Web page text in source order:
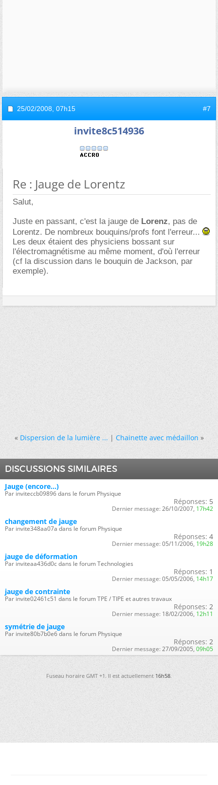
25/02/2008, 07h15 #7
invite8c514936
Re : Jauge de Lorentz
Salut,
Juste en passant, c'est la jauge de Lorenz, pas de
Lorentz. De nombreux bouquins/profs font l'erreur...
Les deux étaient des physiciens bossant sur
l'électromagnétisme au même moment, d'où l'erreur
(cf la discussion dans le bouquin de Jackson, par
exemple).
« Dispersion de la lumière ...|Chainette avec médaillon »
DISCUSSIONS SIMILAIRES
Jauge (encore...)
Par inviteccb09896 dans le forum Physique
Réponses: 5
Dernier message: 26/10/2007, 17h42
changement de jauge
Par invite348aa07a dans le forum Physique
Réponses: 4
Dernier message: 05/11/2006, 19h28
jauge de déformation
Par inviteaa436d0c dans le forum Technologies
Réponses: 1
Dernier message: 05/05/2006, 14h17
jauge de contrainte
Par invite02461c51 dans le forum TPE / TIPE et autres travaux
Réponses: 2
Dernier message: 18/02/2006, 12h11
symétrie de jauge
Par invite80b7b0e6 dans le forum Physique
Réponses: 2
Dernier message: 27/09/2005, 09h05
Fuseau horaire GMT +1. Il est actuellement16h58.